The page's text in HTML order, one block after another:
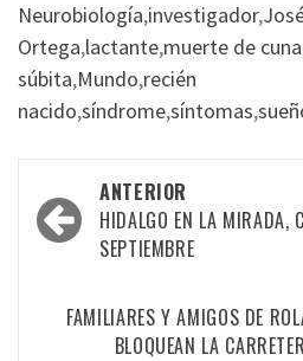
Neurobiología,investigador,
Ortega,lactante,muerte de cuna
súbita,Mundo,recién
nacido,síndrome,síntomas,
Navegación
por
entradas
ANTERIOR
HIDALGO EN LA MIRADA,
SEPTIEMBRE
FAMILIARES Y AMIGOS DE
BLOQUEAN LA